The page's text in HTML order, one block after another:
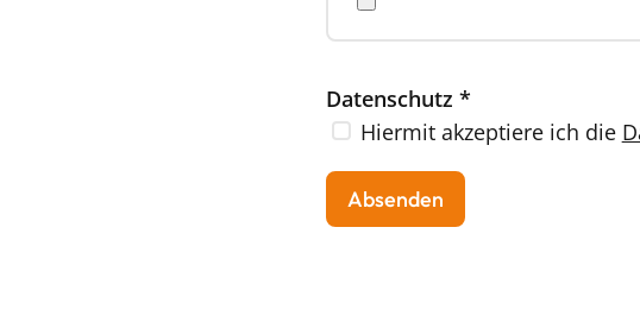
Datenschutz *
Hiermit akzeptiere ich die